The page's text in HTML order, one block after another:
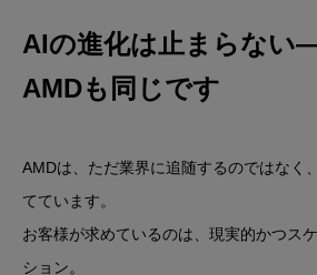
AIの進化は止まらない
AMDも同じです
AMDは、ただ業界に追随するのではなく
てています。
お客様が求めているのは、現実的かつス
ション。